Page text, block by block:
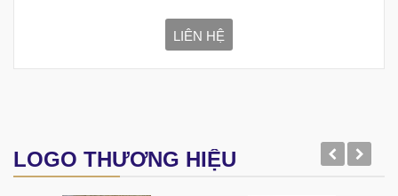
LIÊN HỆ
LOGO THƯƠNG HIỆU